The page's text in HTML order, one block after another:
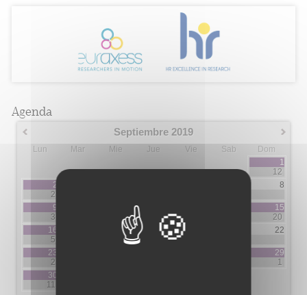
Agenda
Septiembre 2019
Lun Mar Mie Jue Vie Sab
Dom
1
12
2
2
8
9
3
3
3
15
20
16
5
18
1
19
1
22
23
2
29
1
30
11